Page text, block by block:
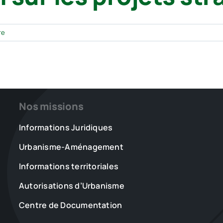
élus
les
habitants
Nos missions
Informations Juridiques
Urbanisme-Aménagement
Informations territoriales
Autorisations d’Urbanisme
Centre de Documentation